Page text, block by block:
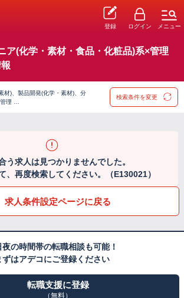
登録 ログイン メニュー
ア(化学・素材・食品・化粧品)系×管理
材)、製品開発(化学・素材)、分
理 …
検索条件を変更
う求人は見つかりませんでした。
、再度検索してください。（E130021）
求人条件設定ページに戻る
夜の時間帯の転職相談も可能！
ずはアデコにご登録ください
転職支援に登録
（無料）